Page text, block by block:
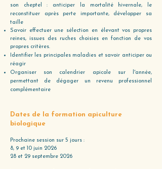
son cheptel : anticiper la mortalité hivernale, le
reconstituer après perte importante, développer sa
taille
Savoir effectuer une sélection en élevant vos propres
reines, issues des ruches choisies en fonction de vos
propres critères.
Identifier les principales maladies et savoir anticiper ou
réagir
Organiser son calendrier apicole sur l'année,
permettant de dégager un revenu professionnel
complémentaire
Dates de la formation apiculture
biologique
Prochaine session sur 5 jours :
8, 9 et 10 juin 2026
28 et 29 septembre 2026